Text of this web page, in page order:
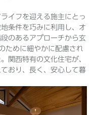
イフを迎える施主にとっ
条件を巧みに利用し、オ
のあるアプローチから玄
ために細やかに配慮され
関西特有の文化住宅が、
おり、長く、安心して暮